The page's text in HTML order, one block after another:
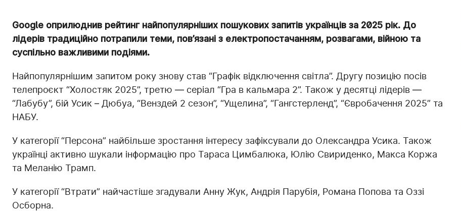
Google оприлюднив рейтинг найпопулярніших пошукових запитів українців за 2025 рік. До
лідерів традиційно потрапили теми, пов’язані з електропостачанням, розвагами, війною та
суспільно важливими подіями.
Найпопулярнішим запитом року знову став “Графік відключення світла”. Другу позицію посів
телепроєкт “Холостяк 2025”, третю — серіал “Гра в кальмара 2”. Також у десятці лідерів —
“Лабубу”, бій Усик – Дюбуа, “Венздей 2 сезон”, “Ущелина”, “Гангстерленд”, “Євробачення 2025” та
НАБУ.
У категорії “Персона” найбільше зростання інтересу зафіксували до Олександра Усика. Також
українці активно шукали інформацію про Тараса Цимбалюка, Юлію Свириденко, Макса Коржа
та Меланію Трамп.
У категорії “Втрати” найчастіше згадували Анну Жук, Андрія Парубія, Романа Попова та Оззі
Осборна.